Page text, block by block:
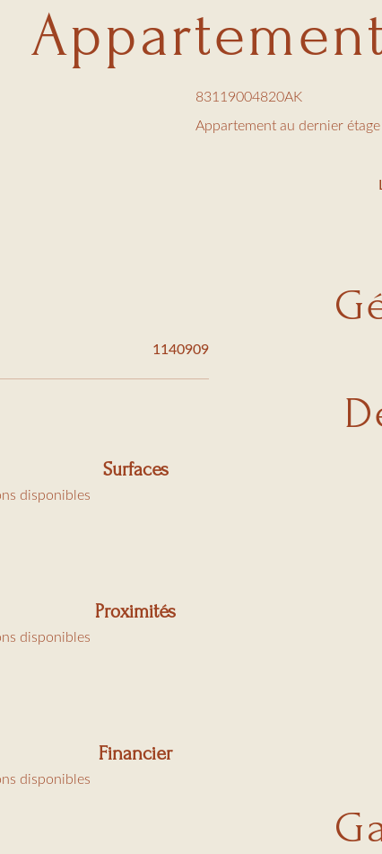
83119004820AK
Appartement au dernier
1 place de parking
1140909
Surfaces
disponibles
Proximités
disponibles
Financier
disponibles